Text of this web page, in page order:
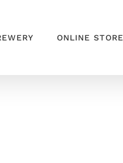
ONLINE STORE